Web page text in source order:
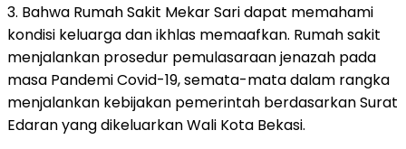
3. Bahwa Rumah Sakit Mekar Sari dapat memahami
kondisi keluarga dan ikhlas memaafkan. Rumah sakit
menjalankan prosedur pemulasaraan jenazah pada
masa Pandemi Covid-19, semata-mata dalam rangka
menjalankan kebijakan pemerintah berdasarkan Surat
Edaran yang dikeluarkan Wali Kota Bekasi.